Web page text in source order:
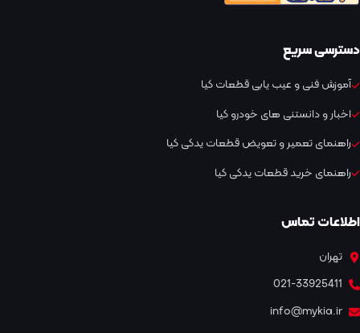
دسترسی سریع
آموزش فنی و عیب یابی قطعات کیا
اخبار و دانستنی های خودرو کیا
راهنمای تعمیر و تعویض قطعات یدکی کیا
راهنمای خرید قطعات یدکی کیا
اطلاعات تماس
تهران
021-33925411
info@mykia.ir